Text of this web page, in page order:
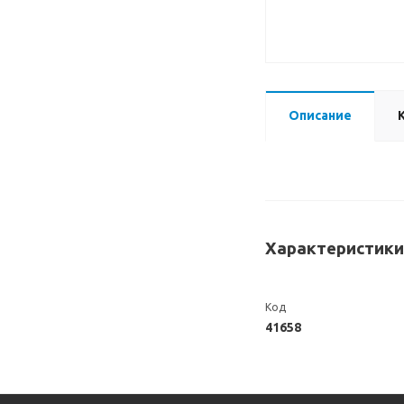
Описание
Характеристики
Код
41658